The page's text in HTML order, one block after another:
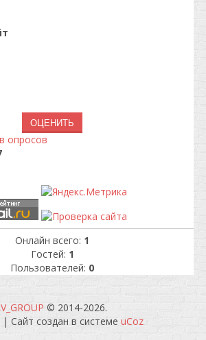
опросов
Онлайн всего: 1
Гостей: 1
Пользователей: 0
© 2014-2026.
| Сайт создан в системе uCoz